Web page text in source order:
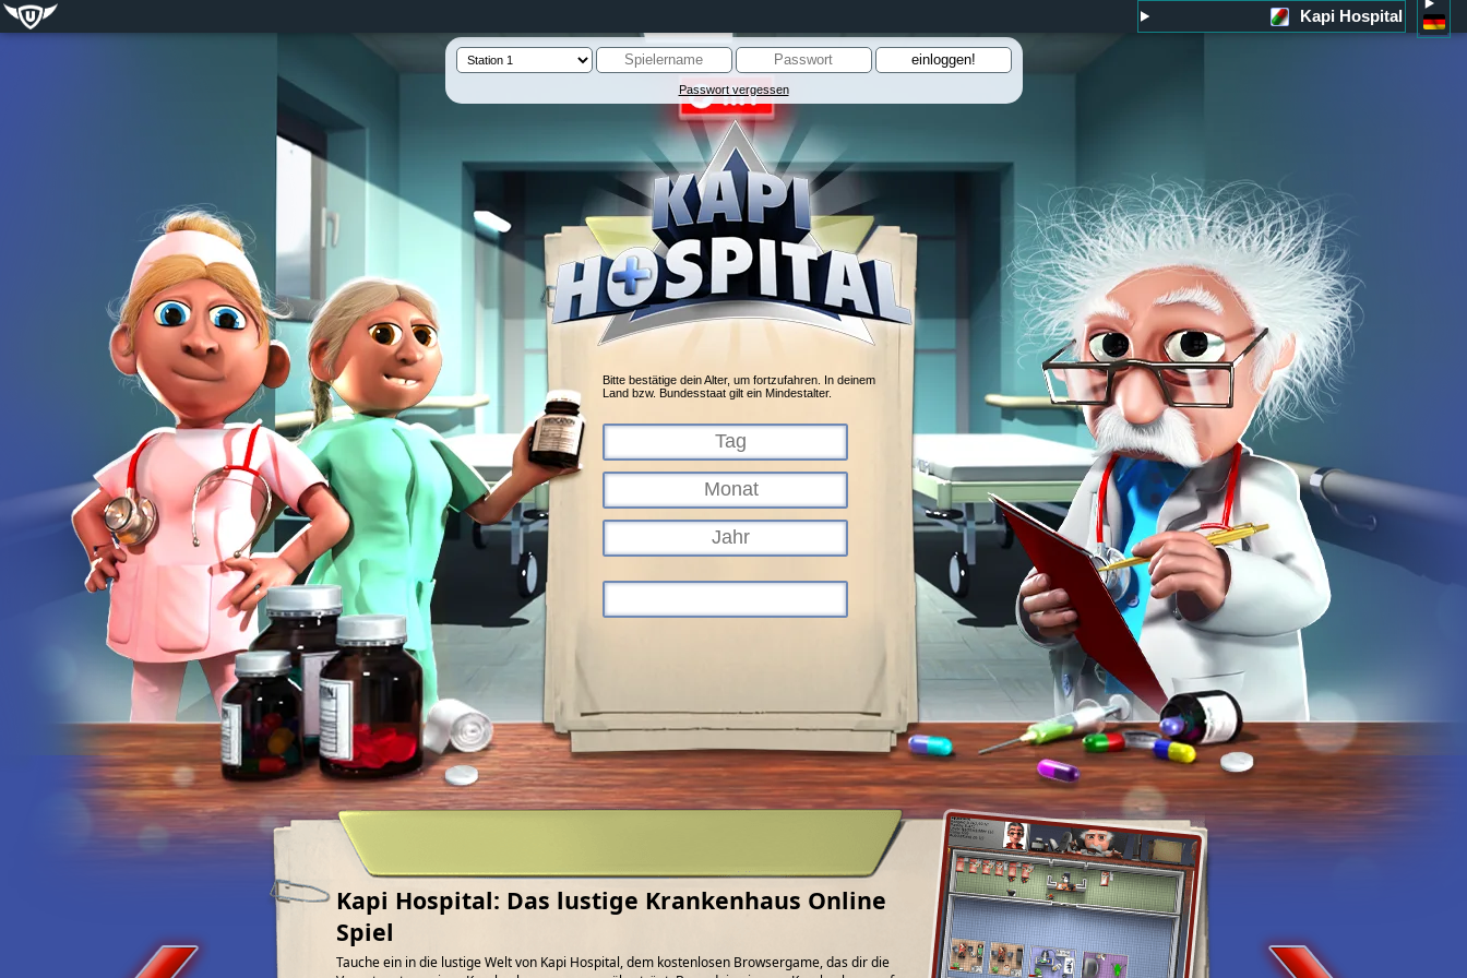
Kapi Hospital
Passwort vergessen
Bitte bestätige dein Alter, um fortzufahren. In deinem
Land bzw. Bundesstaat gilt ein Mindestalter.
Kapi Hospital: Das lustige Krankenhaus Online
Spiel
Tauche ein in die lustige Welt von Kapi Hospital, dem kostenlosen Browsergame, das dir die